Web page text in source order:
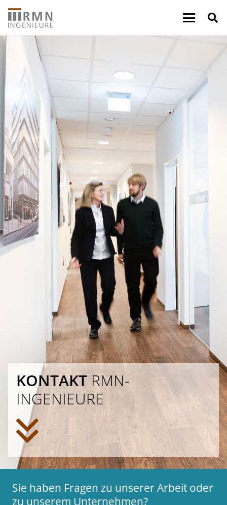
KONTAKT RMN-
INGENIEURE
Sie haben Fragen zu unserer Arbeit oder
zu unserem Unternehmen?